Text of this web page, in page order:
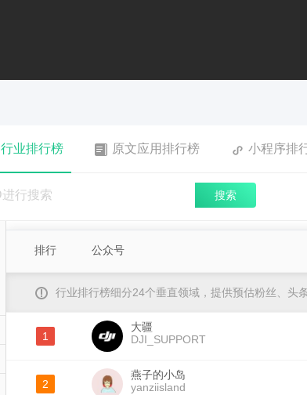
行业排行榜 原文应用排行榜 小程序排
搜索
排行 公众号
行业排行榜细分24个垂直领域，提供预估粉丝、头
1
大疆
DJI_SUPPORT
2
燕子的小岛
yanziisland